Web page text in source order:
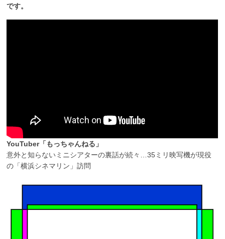
です。
YouTuber「もっちゃんねる」
意外と知らないミニシアターの裏話が続々…35ミリ映写機が現役
の「横浜シネマリン」訪問